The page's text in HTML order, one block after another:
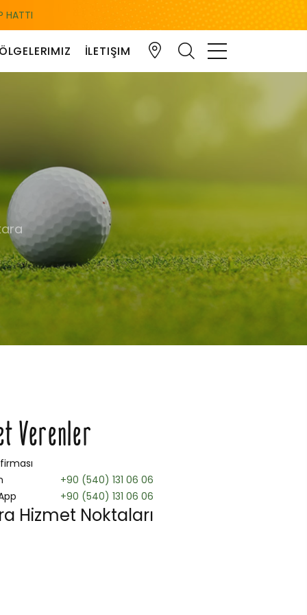
HATTI
İLETIŞIM
Verenler
+90 (540) 131 06 06
+90 (540) 131 06 06
Hizmet Noktaları